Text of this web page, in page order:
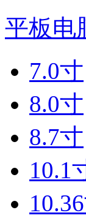
平板电
7.0寸
8.0寸
8.7寸
10.1